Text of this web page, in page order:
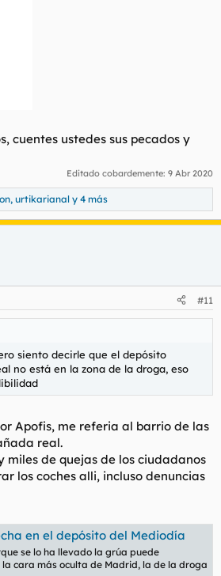
cuentes ustedes sus pecados y
Editado cobardemente: 9 Abr 2020
, urtikarianal y 4 más
#11
siento decirle que el depósito
no está en la zona de la droga, eso
Apofis, me referia al barrio de las
real.
miles de quejas de los ciudadanos
los coches alli, incluso denuncias
en el depósito del Mediodía
se lo ha llevado la grúa puede
cara más oculta de Madrid, la de la droga